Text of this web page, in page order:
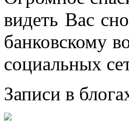
видеть Вас
банковскому
социальных
Записи в